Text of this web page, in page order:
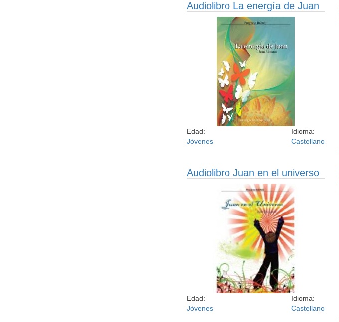
Audiolibro La energía de Juan
Edad:
Jóvenes
Idioma:
Castellano
Audiolibro Juan en el universo
En este libro para jóvenes, Juan nos cuenta
como transcurre su vida entre el universo y
Edad:
Jóvenes
Idioma:
Castellano